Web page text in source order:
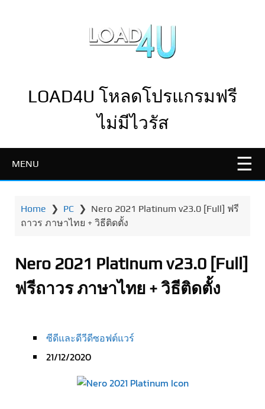
LOAD4U โหลดโปรแกรมฟรี
ไม่มีไวรัส
MENU
Home ❯ PC ❯ Nero 2021 Platinum v23.0 [Full] ฟรี
ถาวร ภาษาไทย + วิธีติดตั้ง
Nero 2021 Platinum v23.0 [Full]
ฟรีถาวร ภาษาไทย + วิธีติดตั้ง
ซีดีและดีวีดีซอฟต์แวร์
21/12/2020